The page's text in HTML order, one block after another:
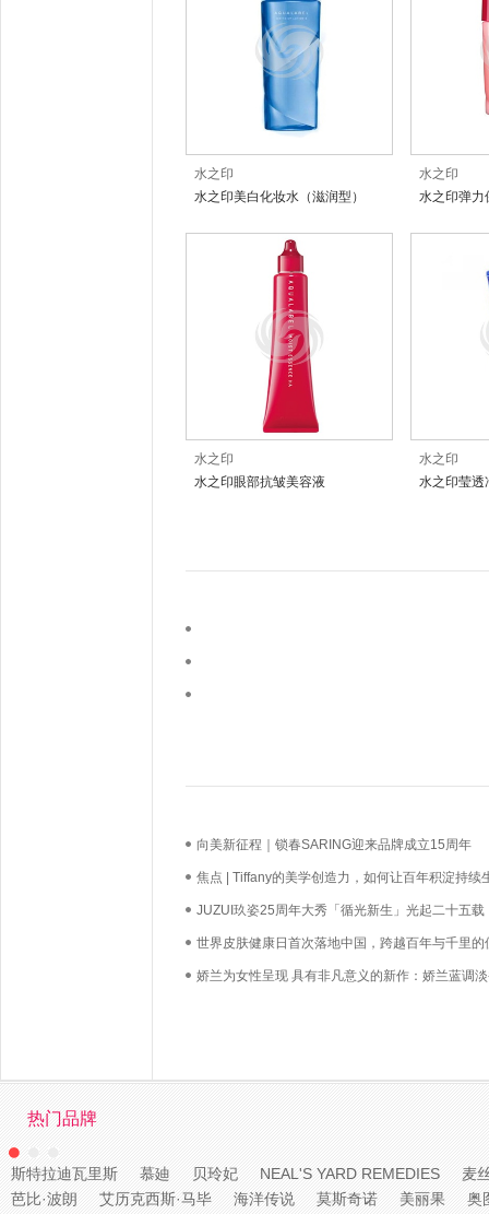
水之印
水之印美白化妆水（滋润型）
水之印
水之印弹力
水之印
水之印眼部抗皱美容液
水之印
水之印莹透
向美新征程｜锁春SARING迎来品牌成立15周年
焦点 | Tiffany的美学创造力，如何让百年积淀持续
长？
JUZUI玖姿25周年大秀「循光新生」光起二十五载
启新生优雅
世界皮肤健康日首次落地中国，跨越百年与千里的
必达
娇兰为女性呈现 具有非凡意义的新作：娇兰蓝调
热门品牌
斯特拉迪瓦里斯 慕廸 贝玲妃 NEAL'S YARD REMEDIES
麦
芭比·波朗
艾历克西斯·马毕 海洋传说 莫斯奇诺 美丽果 奥